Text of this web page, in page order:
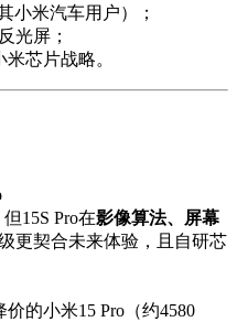
小米汽车用户）；
光屏；
芯片战略。
15S Pro在影像算法、屏幕
级更契合未来体验，且自研芯
的小米15 Pro（约4580